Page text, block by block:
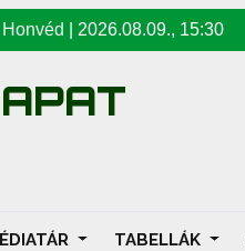
Honvéd 2026.08.09., 15:30
TABELLÁK